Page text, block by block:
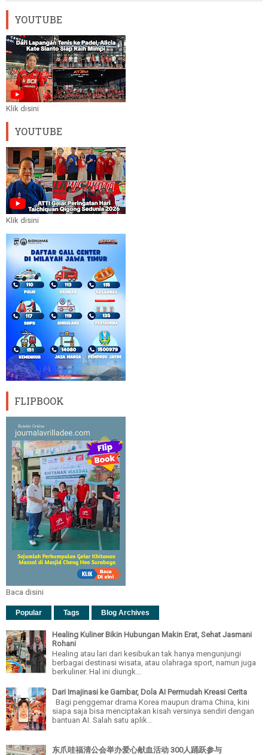
YOUTUBE
Klik disini
YOUTUBE
Klik disini
FLIPBOOK
Baca disini
Popular Tags Blog Archives
Healing Kuliner Bikin Hubungan Makin Erat, Sehat Jasmani
Rohani
Healing atau lari dari kesibukan tak hanya mengunjungi
berbagai destinasi wisata, atau olahraga sport, namun juga
berkuliner. Hal ini diungk...
Dari Imajinasi ke Gambar, Dola AI Permudah Kreasi Cerita
Bagi penggemar drama Korea maupun drama China, kini
siapa saja bisa menciptakan kisah versinya sendiri dengan
bantuan AI. Salah satu aplik...
东爪哇福清公会举办爱心献血活动 300人踊跃参与